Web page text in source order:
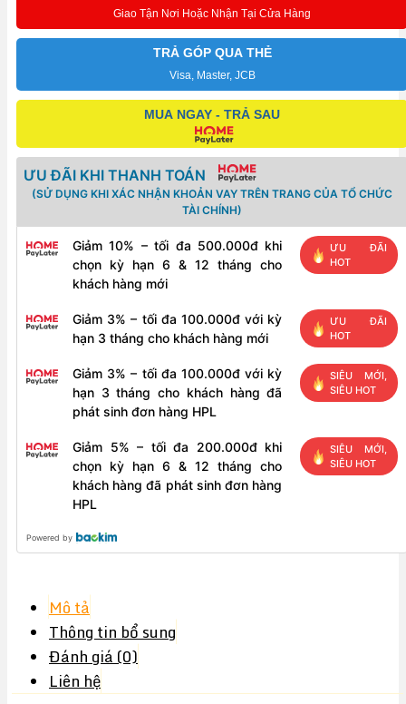
áp
dụng
HT1800W
số
lượng
Giao Tận Nơi Hoặc Nhận Tại Cửa Hàng
TRẢ GÓP QUA THẺ
Visa, Master, JCB
MUA NGAY - TRẢ SAU
ƯU ĐÃI KHI THANH TOÁN
(SỬ DỤNG KHI XÁC NHẬN KHOẢN VAY TRÊN TRANG CỦA TỔ CHỨC
TÀI CHÍNH)
Giảm 10% – tối đa 500.000đ khi
chọn kỳ hạn 6 & 12 tháng cho
khách hàng mới
ƯU ĐÃI
HOT
Giảm 3% – tối đa 100.000đ với kỳ
hạn 3 tháng cho khách hàng mới
ƯU ĐÃI
HOT
Giảm 3% – tối đa 100.000đ với kỳ
hạn 3 tháng cho khách hàng đã
phát sinh đơn hàng HPL
SIÊU MỚI,
SIÊU HOT
Giảm 5% – tối đa 200.000đ khi
chọn kỳ hạn 6 & 12 tháng cho
khách hàng đã phát sinh đơn hàng
HPL
SIÊU MỚI,
SIÊU HOT
Powered by
Mô tả
Thông tin bổ sung
Đánh giá (0)
Liên hệ